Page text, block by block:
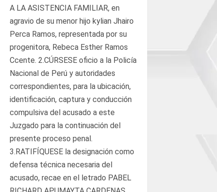
A LA ASISTENCIA FAMILIAR, en
agravio de su menor hijo kylian Jhairo
Perca Ramos, representada por su
progenitora, Rebeca Esther Ramos
Ccente. 2.CÚRSESE oficio a la Policía
Nacional de Perú y autoridades
correspondientes, para la ubicación,
identificación, captura y conducción
compulsiva del acusado a este
Juzgado para la continuación del
presente proceso penal.
3.RATIFÍQUESE la designación como
defensa técnica necesaria del
acusado, recae en el letrado PABEL